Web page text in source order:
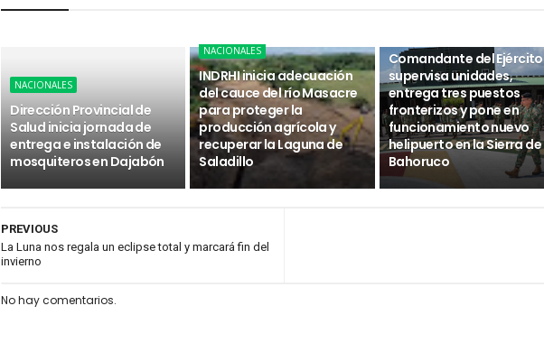
NACIONALES
Dirección Provincial de
Salud inicia jornada de
entrega e instalación de
mosquiteros en Dajabón
NACIONALES
INDRHI inicia adecuación
del cauce del río Masacre
para proteger la
producción agrícola y
recuperar la Laguna de
Saladillo
Comandante del Ejército
supervisa unidades,
entrega tres puestos
fronterizos y pone en
funcionamiento nuevo
helipuerto en la Sierra de
Bahoruco
PREVIOUS
La Luna nos regala un eclipse total y marcará fin del
invierno
No hay comentarios.